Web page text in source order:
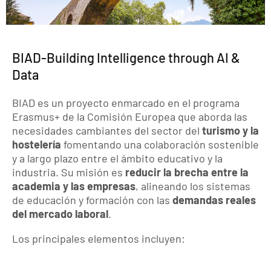
BIAD-Building Intelligence through AI &
Data
BIAD es un proyecto enmarcado en el programa
Erasmus+ de la Comisión Europea que aborda las
necesidades cambiantes del sector del turismo y la
hostelería fomentando una colaboración sostenible
y a largo plazo entre el ámbito educativo y la
industria. Su misión es reducir la brecha entre la
academia y las empresas, alineando los sistemas
de educación y formación con las demandas reales
del mercado laboral.
Los principales elementos incluyen: